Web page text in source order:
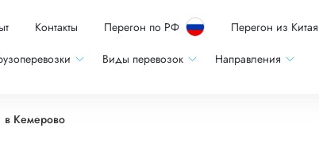
Контакты Перегон по РФ Перегон из Китая
Виды перевозок Направления
в Кемерово